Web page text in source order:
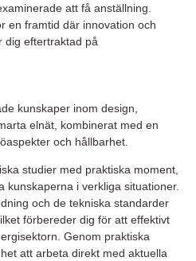
att få anställning.
en framtid där innovation och
dig eftertraktad på
kunskaper inom design,
elnät, kombinerat med en
och hållbarhet.
studier med praktiska moment,
kunskaperna i verkliga situationer.
och de tekniska standarder
förbereder dig för att effektivt
Genom praktiska
att arbeta direkt med aktuella